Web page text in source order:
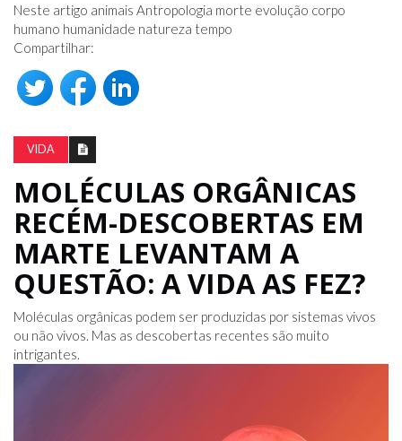
Neste artigo animais Antropologia morte evolução corpo
humano humanidade natureza tempo
Compartilhar:
VIDA
MOLÉCULAS ORGÂNICAS
RECÉM-DESCOBERTAS EM
MARTE LEVANTAM A
QUESTÃO: A VIDA AS FEZ?
Moléculas orgânicas podem ser produzidas por sistemas vivos
ou não vivos. Mas as descobertas recentes são muito
intrigantes.